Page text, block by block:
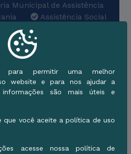
Municipal de Assistência
Assistência Social
leva
para permitir uma melhor
website e para nos ajudar a
informações são mais úteis e
que você aceite a política de uso
acesse nossa política de